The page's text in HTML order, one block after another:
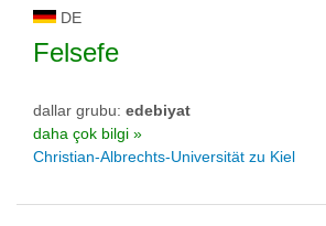
DE
Felsefe
dallar grubu: edebiyat
daha çok bilgi »
Christian-Albrechts-Universität zu Kiel